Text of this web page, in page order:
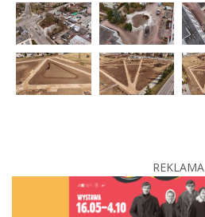
REKLAMA